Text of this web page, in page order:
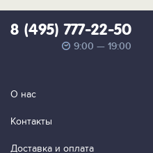
8 (495) 777-22-50
9:00 — 19:00
О нас
Контакты
Доставка и оплата